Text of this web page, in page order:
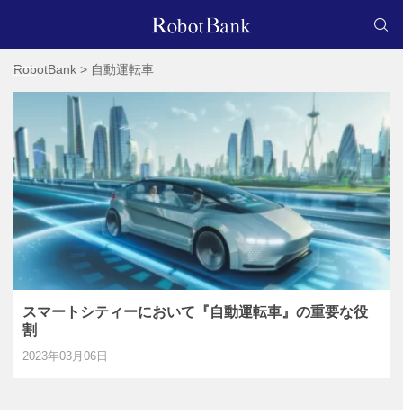
RobotBank > 自動運転車
スマートシティーにおいて『自動運転車』の重要な役
割
2023年03月06日